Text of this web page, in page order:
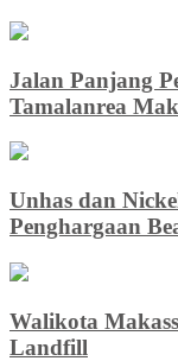
Jalan Panjang
Tamalanrea
Unhas dan
Penghargaan
Walikota
Landfill